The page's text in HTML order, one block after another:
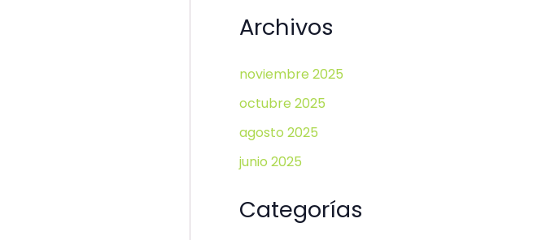
Archivos
noviembre 2025
octubre 2025
agosto 2025
junio 2025
Categorías